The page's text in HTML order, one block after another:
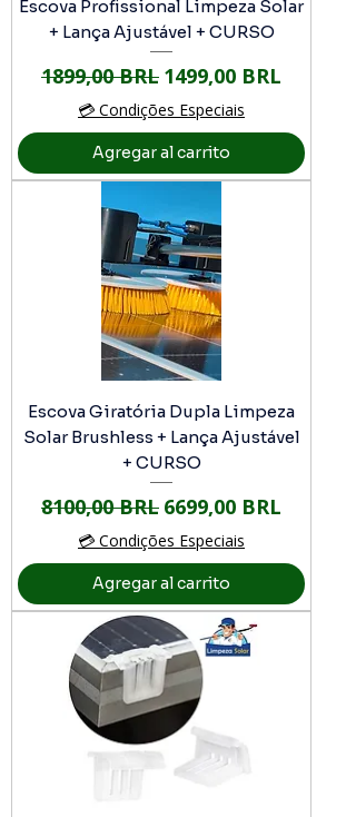
Escova Profissional Limpeza Solar
+ Lança Ajustável + CURSO
Precio
1899,00 BRL Precio de oferta
1499,00 BRL
💳 Condições Especiais
Agregar al carrito
Escova Giratória Dupla Limpeza
Solar Brushless + Lança Ajustável
+ CURSO
Precio
8100,00 BRL Precio de oferta
6699,00 BRL
💳 Condições Especiais
Agregar al carrito